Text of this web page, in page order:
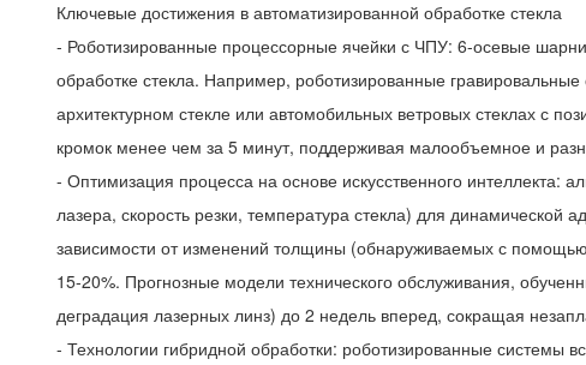
Ключевые достижения в автоматизированной обработке стекла
- Роботизированные процессорные ячейки с ЧПУ: 6-осевые
обработке стекла. Например, роботизированные
архитектурном стекле или автомобильных ветровых стеклах с
кромок менее чем за 5 минут, поддерживая малообъемное и
- Оптимизация процесса на основе искусственного
лазера, скорость резки, температура стекла) для динамической
зависимости от изменений толщины (обнаруживаемых с
15-20%. Прогнозные модели технического обслуживания,
деградация лазерных линз) до 2 недель вперед, сокращая
- Технологии гибридной обработки: роботизированные системы